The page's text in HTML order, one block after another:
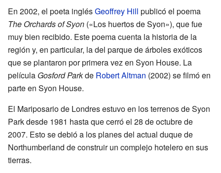
En 2002, el poeta inglésGeoffrey Hill publicó el poema
The Orchards of Syon («Los huertos de Syon»), que fue
muy bien recibido. Este poema cuenta la historia de la
región y, en particular, la del parque de árboles exóticos
que se plantaron por primera vez en Syon House. La
película Gosford Parkde Robert Altman (2002) se filmó en
parte en Syon House.
El Mariposario de Londres estuvo en los terrenos de Syon
Park desde 1981 hasta que cerró el 28 de octubre de
2007. Esto se debió a los planes del actual duque de
Northumberland de construir un complejo hotelero en sus
tierras.